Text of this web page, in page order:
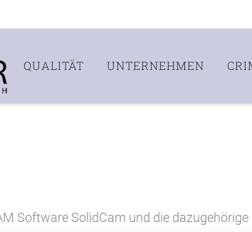
QUALITÄT UNTERNEHMEN
Software SolidCam und die